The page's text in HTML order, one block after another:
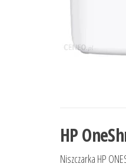
HP
Niszczarka HP